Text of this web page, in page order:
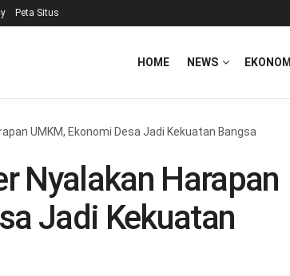
Peta Situs
HOME NEWS EKONOMI
UMKM, Ekonomi Desa Jadi Kekuatan Bangsa
Nyalakan Harapan
Jadi Kekuatan